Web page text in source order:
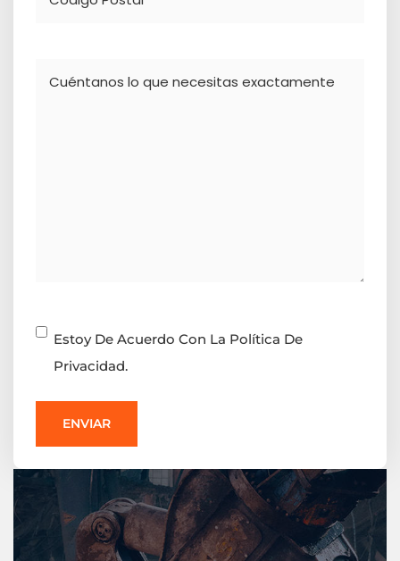
Consentimiento
Estoy De Acuerdo Con La Política De
Privacidad.